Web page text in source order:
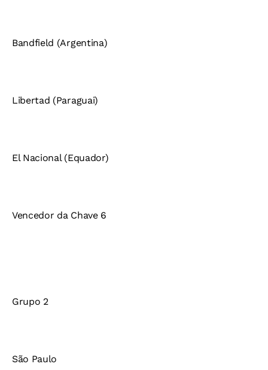
Bandfield (Argentina)
Libertad (Paraguai)
El Nacional (Equador)
Vencedor da Chave 6
Grupo 2
São Paulo